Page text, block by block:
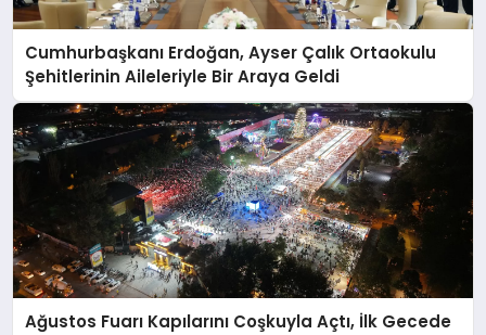
Cumhurbaşkanı Erdoğan, Ayser Çalık Ortaokulu
Şehitlerinin Aileleriyle Bir Araya Geldi
Ağustos Fuarı Kapılarını Coşkuyla Açtı, İlk Gecede